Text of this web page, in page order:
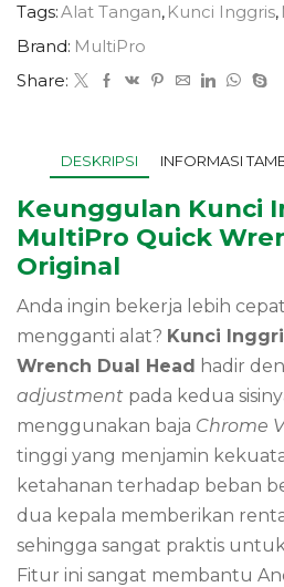
Tags:Alat Tangan, Kunci Inggris,
Brand: MultiPro
Share:
DESKRIPSI INFORMASI
Keunggulan Kunci
MultiPro Quick
Original
Anda ingin bekerja lebih
mengganti alat? Kunci
Wrench Dual Head hadir
adjustment pada kedua
menggunakan baja Chrome
tinggi yang menjamin
ketahanan terhadap beban
dua kepala memberikan
sehingga sangat praktis
Fitur ini sangat membantu